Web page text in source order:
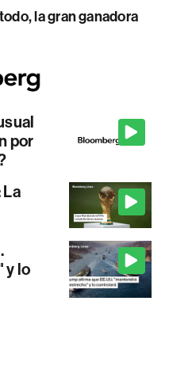
la gran ganadora
por
La
y lo